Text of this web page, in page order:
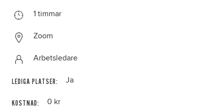
1 timmar
Zoom
Arbetsledare
LEDIGA PLATSER: Ja
KOSTNAD: 0 kr